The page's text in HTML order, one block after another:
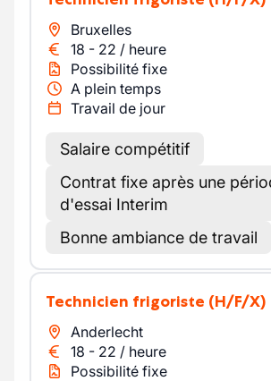
Bruxelles
18 - 22 / heure
Possibilité fixe
A plein temps
Travail de jour
Salaire compétitif
Contrat fixe après une
d'essai Interim
Bonne ambiance de travail
Technicien frigoriste (H/F/X)
Anderlecht
18 - 22 / heure
Possibilité fixe